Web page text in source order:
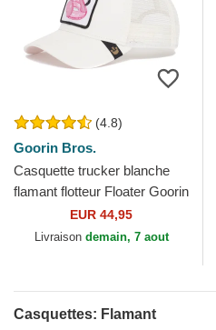
(4.8)
Goorin Bros.
Casquette trucker blanche
flamant flotteur Floater Goorin
EUR 44,95
Livraison demain, 7 aout
Casquettes: Flamant